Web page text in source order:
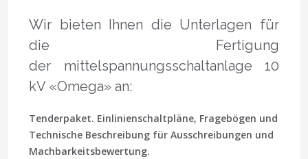
Wir bieten Ihnen die Unterlagen für
die Fertigung
der mittelspannungsschaltanlage 10
kV «Omega» an:
Tenderpaket. Einlinienschaltpläne, Fragebögen und
Technische Beschreibung für Ausschreibungen und
Machbarkeitsbewertung.